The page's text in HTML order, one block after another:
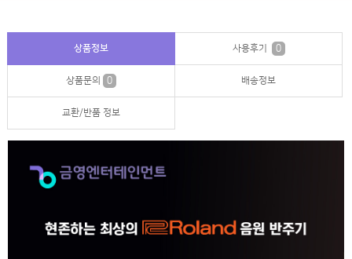
상품정보 사용후기 0
상품문의 0 배송정보
교환/반품 정보